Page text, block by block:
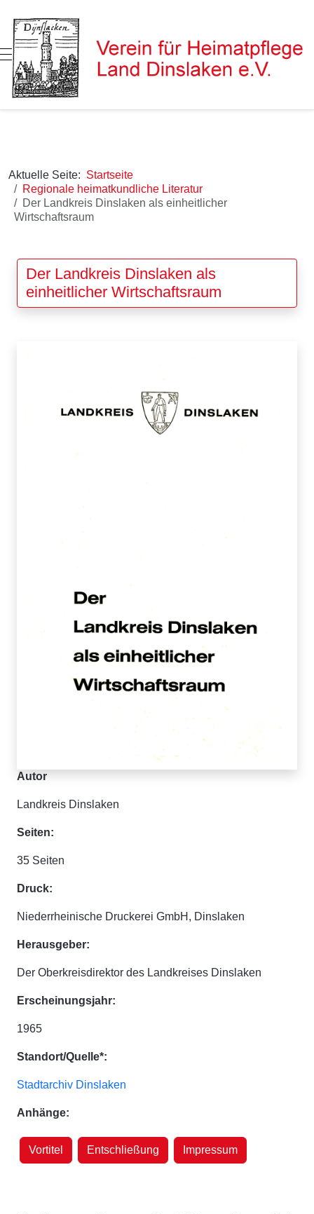
Mobile Menu Toggle
Aktuelle Seite: Startseite
Regionale heimatkundliche Literatur
Der Landkreis Dinslaken als einheitlicher
Wirtschaftsraum
Der Landkreis Dinslaken als
einheitlicher Wirtschaftsraum
Autor
Landkreis Dinslaken
Seiten:
35 Seiten
Druck:
Niederrheinische Druckerei GmbH, Dinslaken
Herausgeber:
Der Oberkreisdirektor des Landkreises Dinslaken
Erscheinungsjahr:
1965
Standort/Quelle*:
Stadtarchiv Dinslaken
Anhänge:
Vortitel Entschließung Impressum